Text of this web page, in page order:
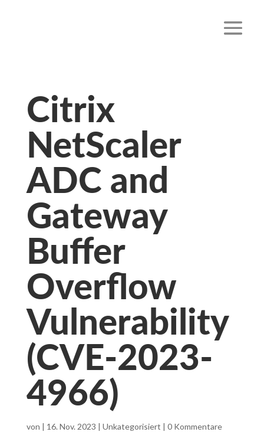
Citrix
NetScaler
ADC and
Gateway
Buffer
Overflow
Vulnerability
(CVE-2023-
4966)
von | 16. Nov. 2023 | Unkategorisiert | 0 Kommentare